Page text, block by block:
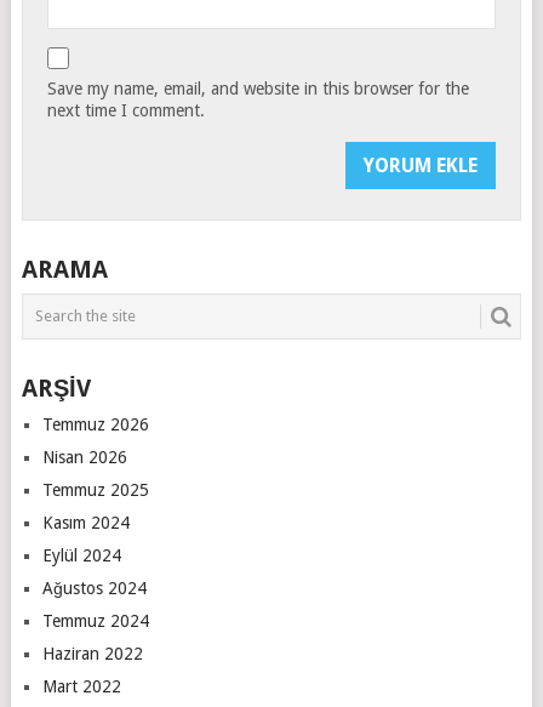
Save my name, email, and website in this browser for the
next time I comment.
ARAMA
ARŞİV
Temmuz 2026
Nisan 2026
Temmuz 2025
Kasım 2024
Eylül 2024
Ağustos 2024
Temmuz 2024
Haziran 2022
Mart 2022